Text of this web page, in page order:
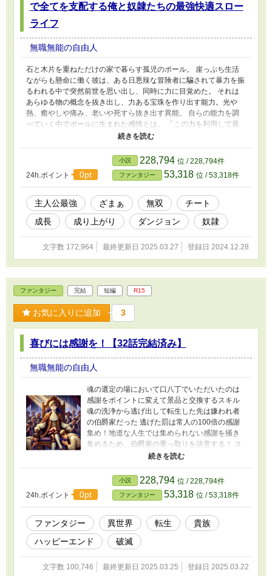
で全てを支配する俺と奴隷たちの最強快適スロー
ライフ
無職無能の自由人
石と木片を重ねただけの家で暮らす孤児のポール。 崖っぷち生活
ながらも懸命に働く彼は、ある日悪辣な冒険者に騙されて暴力を振
るわれる中で突然前世を思い出し、同時に力に目覚めた。 それは
あらゆる物の概念を抜き出し、力ある宝珠を作り出す能力。光や
熱、癒やしや痛み、老いや死すら抜き出す異能。 自らの能力を調
べていく中でポールに生まれた感情とは。 「この力を利用して最
強に！いや大金持ちに！いやいや静かな快適生活か！？でも騒がし
く称えられたい！王の様に振る舞いたい！傅く部下が欲しい！全部
欲しい！！」 辛い孤児生活の中でポールの思考は欲望に塗れてい
た。 力を得たポールは世界最強の冒険者を目指しながら、自らの
快適生活に余念がない。 「今日の【肉】は油淋鶏に変換、【草】
はコールスローサラダだ。え、太った？じゃあ腹の【脂】を吸い出
しておくか」 堕落していくポール君の明日はどっちだ。 毎日17：
30頃に更新予定です。
24h.ポイント 0pt
小説 228,794 位 / 228,794件
ファンタジー 53,318 位 / 53,318件
主人公最強 ざまぁ 無双
チート
成長
成り上がり ダンジョン 奴隷
文字数 172,964 最終更新日 2025.03.27 登録日 2024.12.28
ファンタジー 完結 短編 R15
お気に入りに追加 3
喜びには感謝を！【32話完結済み】
無職無能の自由人
魂の選定の場において口八丁でいただいたのは
感謝をポイントに変えて景品と交換するスキル
魂の洗浄から逃げ出して転生した先は嫌われ者
の伯爵家だった 逃げた罰は常人の100倍の感謝
集め！地道な人生では集められない感謝を掻き
集めるため、伯爵家の乗っ取りを決意する！ ス
キルを駆使し！圧倒的善政を敷いて民の感謝を
24h.ポイント 0pt
小説 228,794 位 / 228,794件
ファンタジー 53,318 位 / 53,318件
ファンタジー 異世界 転生
貴族
ハッピーエンド
破滅
文字数 100,746 最終更新日 2025.03.25 登録日 2025.03.22